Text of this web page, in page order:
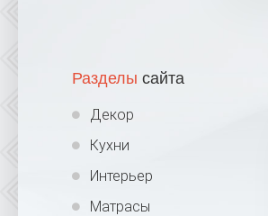
Разделы сайта
Декор
Кухни
Интерьер
Матрасы